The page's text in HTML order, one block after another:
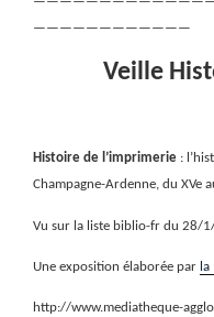
————————————
Veille
Histoire de l’imprimerie :
Champagne-Ardenne, du XVe
Vu sur la liste biblio-fr du 28/
Une exposition élaborée par
http://www.mediatheque-